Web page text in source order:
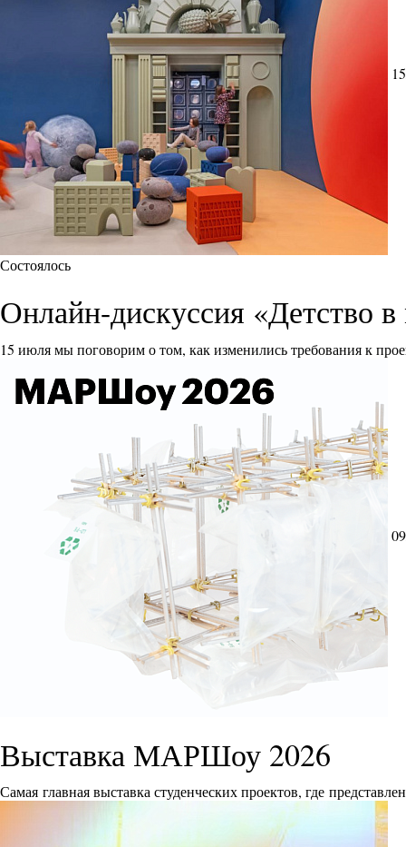
Состоялось
Онлайн-дискуссия «Детство
15 июля мы поговорим о том, как изменились требования к
Выставка МАРШоу 2026
Самая главная выставка студенческих проектов, где